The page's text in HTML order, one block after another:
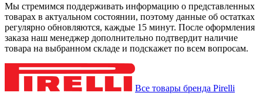
Мы стремимся поддерживать информацию о представленных
товарах в актуальном состоянии, поэтому данные об остатках
регулярно обновляются, каждые 15 минут. После оформления
заказа наш менеджер дополнительно подтвердит наличие
товара на выбранном складе и подскажет по всем вопросам.
Все товары бренда Pirelli